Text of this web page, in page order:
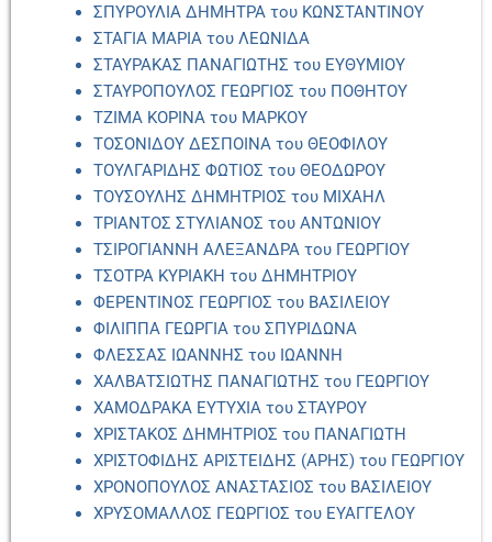
ΣΠΥΡΟΥΛΙΑ ΔΗΜΗΤΡΑ του ΚΩΝΣΤΑΝΤΙΝΟΥ
ΣΤΑΓΙΑ ΜΑΡΙΑ του ΛΕΩΝΙΔΑ
ΣΤΑΥΡΑΚΑΣ ΠΑΝΑΓΙΩΤΗΣ του ΕΥΘΥΜΙΟΥ
ΣΤΑΥΡΟΠΟΥΛΟΣ ΓΕΩΡΓΙΟΣ του ΠΟΘΗΤΟΥ
ΤΖΙΜΑ ΚΟΡΙΝΑ του ΜΑΡΚΟΥ
ΤΟΣΟΝΙΔΟΥ ΔΕΣΠΟΙΝΑ του ΘΕΟΦΙΛΟΥ
ΤΟΥΛΓΑΡΙΔΗΣ ΦΩΤΙΟΣ του ΘΕΟΔΩΡΟΥ
ΤΟΥΣΟΥΛΗΣ ΔΗΜΗΤΡΙΟΣ του ΜΙΧΑΗΛ
ΤΡΙΑΝΤΟΣ ΣΤΥΛΙΑΝΟΣ του ΑΝΤΩΝΙΟΥ
ΤΣΙΡΟΓΙΑΝΝΗ ΑΛΕΞΑΝΔΡΑ του ΓΕΩΡΓΙΟΥ
ΤΣΟΤΡΑ ΚΥΡΙΑΚΗ του ΔΗΜΗΤΡΙΟΥ
ΦΕΡΕΝΤΙΝΟΣ ΓΕΩΡΓΙΟΣ του ΒΑΣΙΛΕΙΟΥ
ΦΙΛΙΠΠΑ ΓΕΩΡΓΙΑ του ΣΠΥΡΙΔΩΝΑ
ΦΛΕΣΣΑΣ ΙΩΑΝΝΗΣ του ΙΩΑΝΝΗ
ΧΑΛΒΑΤΣΙΩΤΗΣ ΠΑΝΑΓΙΩΤΗΣ του ΓΕΩΡΓΙΟΥ
ΧΑΜΟΔΡΑΚΑ ΕΥΤΥΧΙΑ του ΣΤΑΥΡΟΥ
ΧΡΙΣΤΑΚΟΣ ΔΗΜΗΤΡΙΟΣ του ΠΑΝΑΓΙΩΤΗ
ΧΡΙΣΤΟΦΙΔΗΣ ΑΡΙΣΤΕΙΔΗΣ (ΑΡΗΣ) του ΓΕΩΡΓΙΟΥ
ΧΡΟΝΟΠΟΥΛΟΣ ΑΝΑΣΤΑΣΙΟΣ του ΒΑΣΙΛΕΙΟΥ
ΧΡΥΣΟΜΑΛΛΟΣ ΓΕΩΡΓΙΟΣ του ΕΥΑΓΓΕΛΟΥ